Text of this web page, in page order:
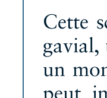
Cette
gavial,
un
peut